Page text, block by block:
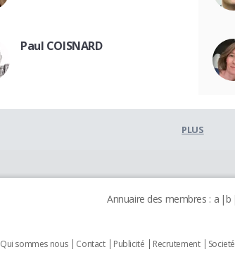
Paul COISNARD
PLUS
Annuaire des membres : a b
Qui sommes nous Contact Publicité Recrutement Societé